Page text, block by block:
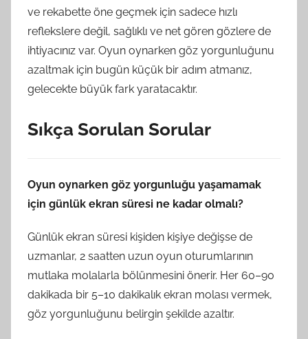
ve rekabette öne geçmek için sadece hızlı
reflekslere değil, sağlıklı ve net gören gözlere de
ihtiyacınız var. Oyun oynarken göz yorgunluğunu
azaltmak için bugün küçük bir adım atmanız,
gelecekte büyük fark yaratacaktır.
Sıkça Sorulan Sorular
Oyun oynarken göz yorgunluğu yaşamamak
için günlük ekran süresi ne kadar olmalı?
Günlük ekran süresi kişiden kişiye değişse de
uzmanlar, 2 saatten uzun oyun oturumlarının
mutlaka molalarla bölünmesini önerir. Her 60–90
dakikada bir 5–10 dakikalık ekran molası vermek,
göz yorgunluğunu belirgin şekilde azaltır.